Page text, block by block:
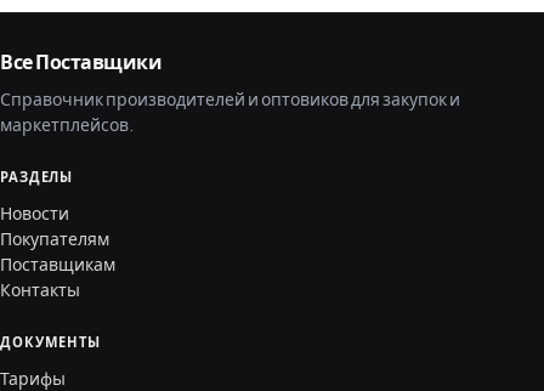
Все Поставщики
Справочник производителей и оптовиков для закупок и
маркетплейсов.
РАЗДЕЛЫ
Новости
Покупателям
Поставщикам
Контакты
ДОКУМЕНТЫ
Тарифы